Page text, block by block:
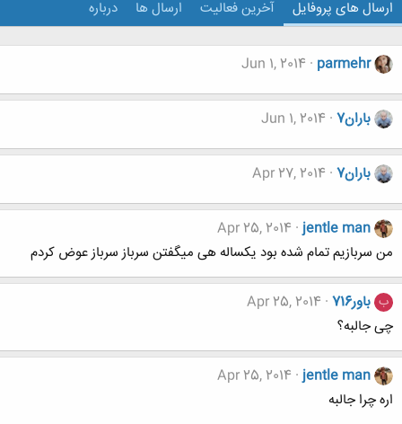
ارسال های پروفایل آخرین فعالیت ارسال ها درباره
parmehr
Jun 1, 2014
باران7 Jun 1, 2014
باران7 Apr 27, 2014
jentle man
Apr 25, 2014
من سربازیم تمام شده بود یکساله هی میگفتن سرباز سرباز عوض کردم
ب باور716
Apr 25, 2014
چی جالبه؟
jentle man
Apr 25, 2014
اره چرا جالبه